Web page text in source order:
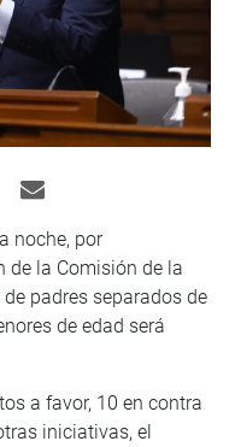
noche, por
de la Comisión de la
padres separados de
de edad será
a favor, 10 en contra
iniciativas, el